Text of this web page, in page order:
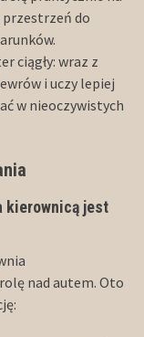
do
ciągły: wraz z
i uczy lepiej
w nieoczywistych
kierownicą jest
nad autem. Oto